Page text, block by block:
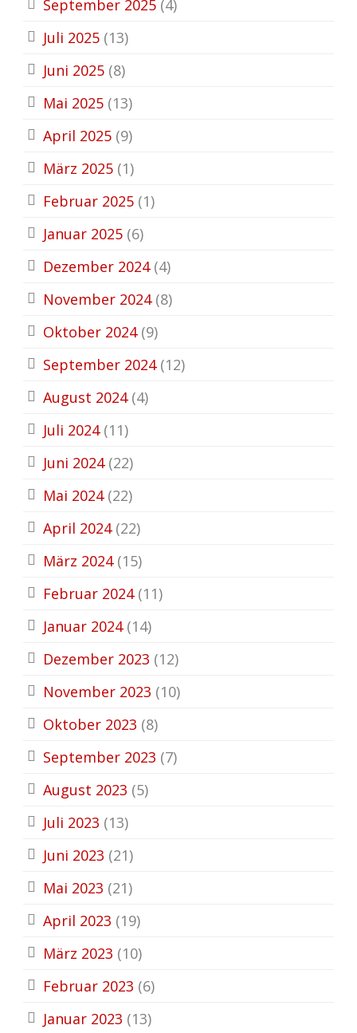
September 2025 (4)
Juli 2025 (13)
Juni 2025 (8)
Mai 2025 (13)
April 2025 (9)
März 2025 (1)
Februar 2025 (1)
Januar 2025 (6)
Dezember 2024(4)
November 2024(8)
Oktober 2024(9)
September 2024(12)
August 2024(4)
Juli 2024(11)
Juni 2024(22)
Mai 2024(22)
April 2024(22)
März 2024(15)
Februar 2024(11)
Januar 2024(14)
Dezember 2023 (12)
November 2023 (10)
Oktober 2023 (8)
September 2023 (7)
August 2023 (5)
Juli 2023 (13)
Juni 2023 (21)
Mai 2023 (21)
April 2023 (19)
März 2023 (10)
Februar 2023 (6)
Januar 2023 (13)